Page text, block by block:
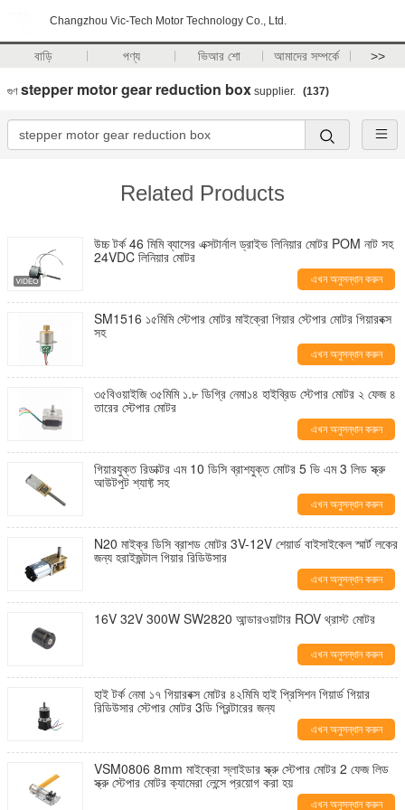
Changzhou Vic-Tech Motor Technology Co., Ltd.
বাড়ি পণ্য ভিআর শো আমাদের সম্পর্কে >>
গুণ stepper motor gear reduction box supplier. (137)
Related Products
উচ্চ টর্ক 46 মিমি ব্যাসের এক্সটার্নাল ড্রাইভ লিনিয়ার মোটর POM নাট সহ
24VDC লিনিয়ার মোটর
এখন অনুসন্ধান করুন
SM1516 ১৫মিমি স্টেপার মোটর মাইক্রো গিয়ার স্টেপার মোটর গিয়ারবক্স
সহ
এখন অনুসন্ধান করুন
৩৫বিওয়াইজি ৩৫মিমি ১.৮ ডিগ্রি নেমা১৪ হাইব্রিড স্টেপার মোটর ২ ফেজ ৪
তারের স্টেপার মোটর
এখন অনুসন্ধান করুন
গিয়ারযুক্ত রিডাক্টর এম 10 ডিসি ব্রাশযুক্ত মোটর 5 ভি এম 3 লিড স্ক্রু
আউটপুট শ্যাফ্ট সহ
এখন অনুসন্ধান করুন
N20 মাইক্র ডিসি ব্রাশড মোটর 3V-12V শেয়ার্ড বাইসাইকেল স্মার্ট লকের
জন্য হরাইজন্টাল গিয়ার রিডিউসার
এখন অনুসন্ধান করুন
16V 32V 300W SW2820 আন্ডারওয়াটার ROV থ্রাস্ট মোটর
এখন অনুসন্ধান করুন
হাই টর্ক নেমা ১৭ গিয়ারবক্স মোটর ৪২মিমি হাই প্রিসিশন গিয়ার্ড গিয়ার
রিডিউসার স্টেপার মোটর 3ডি প্রিন্টারের জন্য
এখন অনুসন্ধান করুন
VSM0806 8mm মাইক্রো স্লাইডার স্ক্রু স্টেপার মোটর 2 ফেজ লিড
স্ক্রু স্টেপার মোটর ক্যামেরা লেন্সে প্রয়োগ করা হয়
এখন অনুসন্ধান করুন